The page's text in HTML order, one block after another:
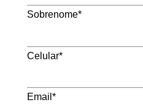
Sobrenome*
Celular*
Email*